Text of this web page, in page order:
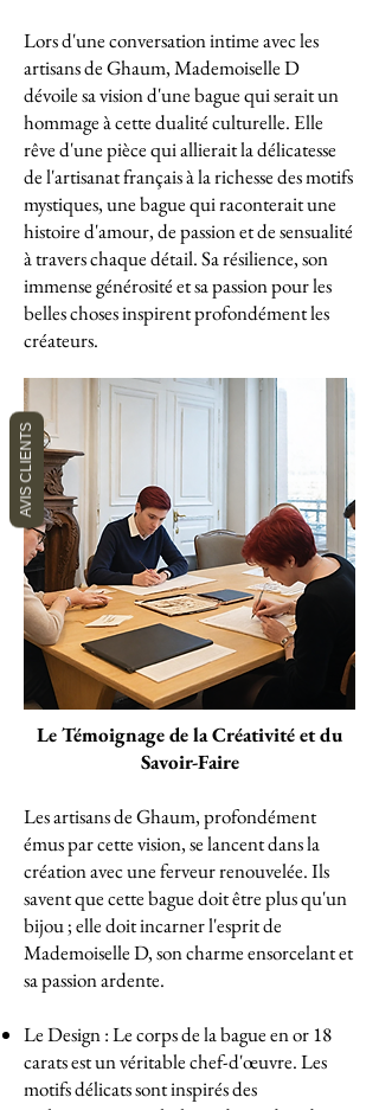
Lors d'une conversation intime avec les
artisans de Ghaum, Mademoiselle D
dévoile sa vision d'une bague qui serait un
hommage à cette dualité culturelle. Elle
rêve d'une pièce qui allierait la délicatesse
de l'artisanat français à la richesse des motifs
mystiques, une bague qui raconterait une
histoire d'amour, de passion et de sensualité
à travers chaque détail. Sa résilience, son
immense générosité et sa passion pour les
belles choses inspirent profondément les
créateurs.
Le Témoignage de la Créativité et du
Savoir-Faire
Les artisans de Ghaum, profondément
émus par cette vision, se lancent dans la
création avec une ferveur renouvelée. Ils
savent que cette bague doit être plus qu'un
bijou ; elle doit incarner l'esprit de
Mademoiselle D, son charme ensorcelant et
sa passion ardente.
Le Design : Le corps de la bague en or 18
carats est un véritable chef-d'œuvre. Les
motifs délicats sont inspirés des
AVIS CLIENTS